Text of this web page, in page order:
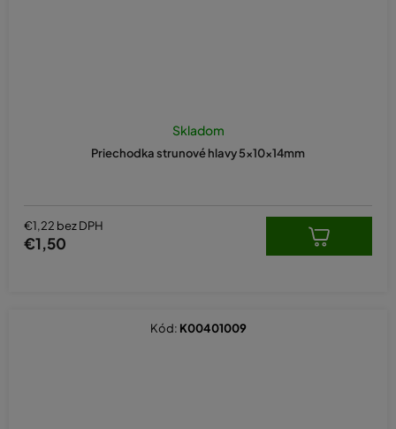
Priechodka strunové hlavy 5x10x14mm
Skladom
€1,22 bez DPH
€1,50
Kód: K00401009